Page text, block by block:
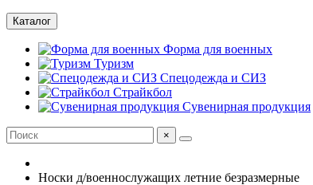
Каталог
Форма для военных
Туризм
Спецодежда и СИЗ
Страйкбол
Сувенирная продукция
×
Носки д/военнослужащих летние безразмерные